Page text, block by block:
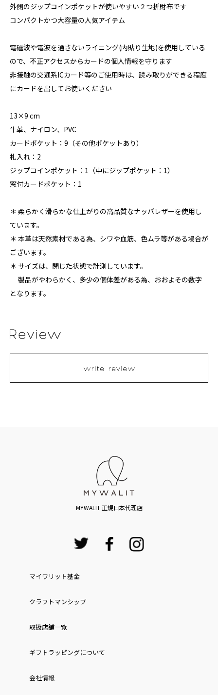
外側のジップコインポケットが使いやすい２つ折財布です
コンパクトかつ大容量の人気アイテム
電磁波や電波を通さないライニング(内貼り生地)を使用している
ので、不正アクセスからカードの個人情報を守ります
非接触の交通系ICカード等のご使用時は、読み取りができる程度
にカードを出してお使いください
13×9 cm
牛革、ナイロン、PVC
カードポケット：9（その他ポケットあり）
札入れ：2
ジップコインポケット：1（中にジップポケット：1）
窓付カードポケット：1
＊ 柔らかく滑らかな仕上がりの高品質なナッパレザーを使用し
ています。
＊ 本革は天然素材である為、シワや血筋、色ムラ等がある場合が
ございます。
＊ サイズは、閉じた状態で計測しています。
製品がやわらかく、多少の個体差がある為、おおよその数字
となります。
MYWALIT 正規日本代理店
マイワリット基金
クラフトマンシップ
取扱店舗一覧
ギフトラッピングについて
会社情報